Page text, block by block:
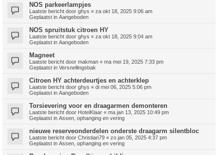
NOS parkeerlampjes
Laatste bericht door ghys « za okt 18, 2025 9:06 am
Geplaatst in Aangeboden
NOS spruitstuk citroen HY
Laatste bericht door ghys « za okt 18, 2025 9:04 am
Geplaatst in Aangeboden
Magneet
Laatste bericht door makman « ma mei 19, 2025 7:33 pm
Geplaatst in Versnellingsbak
Citroen HY achterdeurtjes en achterklep
Laatste bericht door ghys « di mei 06, 2025 5:06 pm
Geplaatst in Aangeboden
Torsievering voor en draagarmen demonteren
Laatste bericht door HotelKlaar « ma jan 13, 2025 10:49 pm
Geplaatst in Assen, ophanging en vering
nieuwe reserveonderdelen onderste draagarm silentbloc
Laatste bericht door Christian79 « zo jan 05, 2025 4:37 pm
Geplaatst in Assen, ophanging en vering